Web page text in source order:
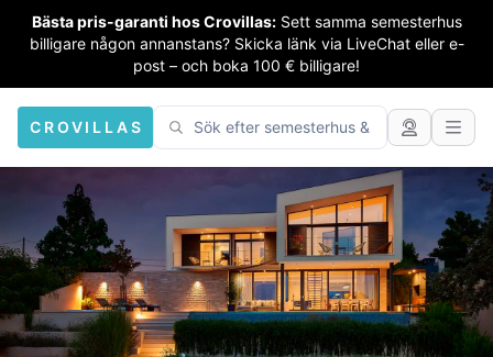
Bästa pris-garanti hos Crovillas: Sett samma semesterhus
billigare någon annanstans? Skicka länk via LiveChat eller e-
post – och boka 100 € billigare!
CROVILLAS